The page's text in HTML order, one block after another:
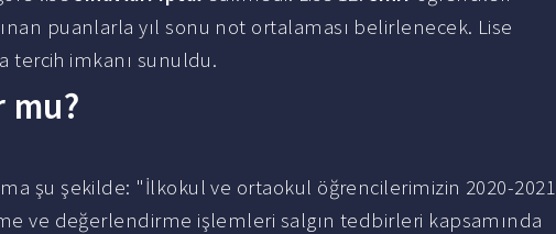
puanlarla yıl sonu not ortalaması belirlenecek. Lise
tercih imkanı sunuldu.
mu?
şu şekilde: "İlkokul ve ortaokul öğrencilerimizin 2020-2021
ve değerlendirme işlemleri salgın tedbirleri kapsamında